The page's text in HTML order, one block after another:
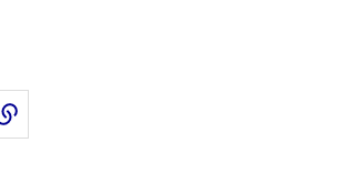
X (anciennement
surl'article par courriel